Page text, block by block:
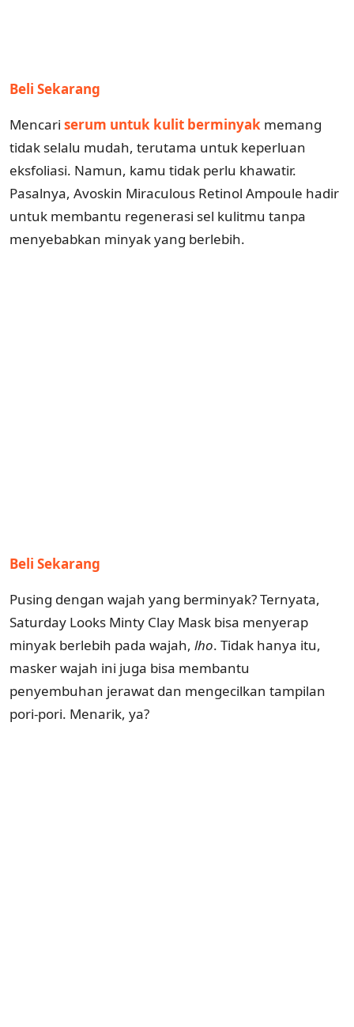
Beli Sekarang
Mencari serum untuk kulit berminyak memang
tidak selalu mudah, terutama untuk keperluan
eksfoliasi. Namun, kamu tidak perlu khawatir.
Pasalnya, Avoskin Miraculous Retinol Ampoule hadir
untuk membantu regenerasi sel kulitmu tanpa
menyebabkan minyak yang berlebih.
Beli Sekarang
Pusing dengan wajah yang berminyak? Ternyata,
Saturday Looks Minty Clay Mask bisa menyerap
minyak berlebih pada wajah, lho. Tidak hanya itu,
masker wajah ini juga bisa membantu
penyembuhan jerawat dan mengecilkan tampilan
pori-pori. Menarik, ya?